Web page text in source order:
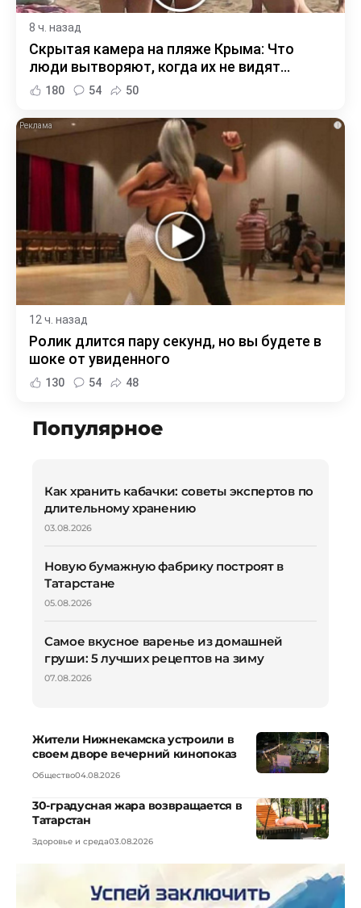
8 ч. назад
Скрытая камера на пляже Крыма: Что
люди вытворяют, когда их не видят...
180 54 50
i
12 ч. назад
Ролик длится пару секунд, но вы будете в
шоке от увиденного
130 54 48
Популярное
Как хранить кабачки: советы экспертов по
длительному хранению
03.08.2026
Новую бумажную фабрику построят в
Татарстане
05.08.2026
Самое вкусное варенье из домашней
груши: 5 лучших рецептов на зиму
07.08.2026
Жители Нижнекамска устроили в
своем дворе вечерний кинопоказ
Общество04.08.2026
30-градусная жара возвращается в
Татарстан
Здоровье и среда03.08.2026